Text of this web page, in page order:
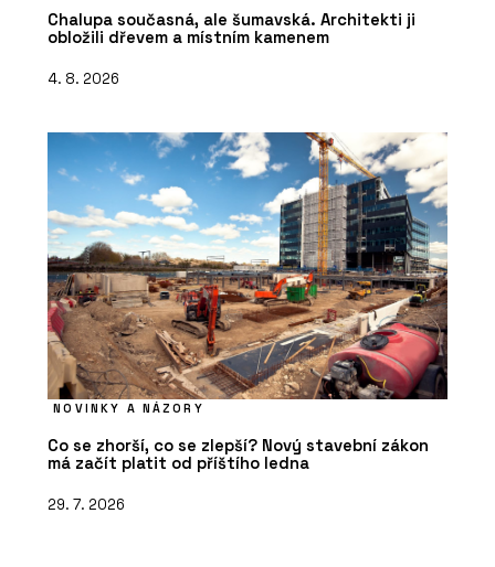
Chalupa současná, ale šumavská. Architekti ji
obložili dřevem a místním kamenem
4. 8. 2026
NOVINKY A NÁZORY
Co se zhorší, co se zlepší? Nový stavební zákon
má začít platit od příštího ledna
29. 7. 2026